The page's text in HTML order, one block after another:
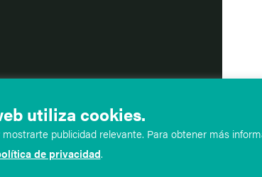
utiliza cookies.
publicidad relevante. Para obtener más
de privacidad.